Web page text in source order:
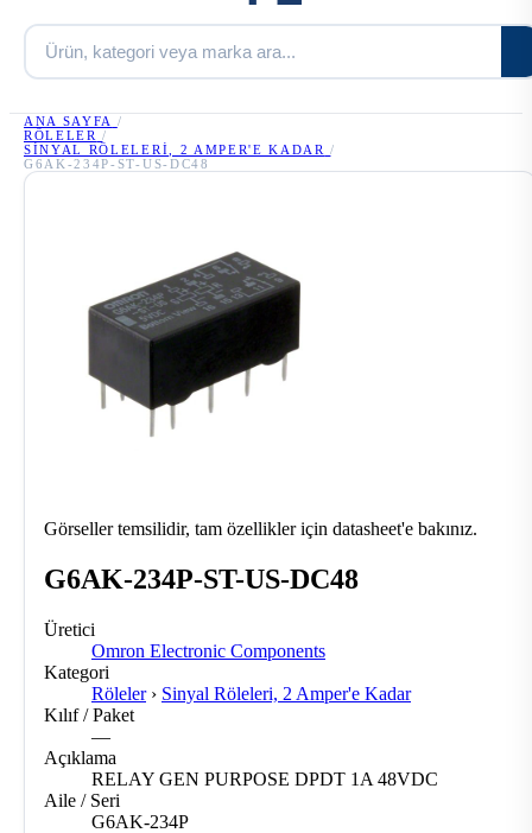
ANA SAYFA /
RÖLELER
/
SINYAL RÖLELERI, 2 AMPER'E KADAR
/
G6AK-234P-ST-US-DC48
Görseller temsilidir, tam özellikler için datasheet'e bakınız.
G6AK-234P-ST-US-DC48
Üretici
Omron Electronic Components
Kategori
Röleler › Sinyal Röleleri, 2 Amper'e Kadar
Kılıf / Paket
—
Açıklama
RELAY GEN PURPOSE DPDT 1A 48VDC
Aile / Seri
G6AK-234P